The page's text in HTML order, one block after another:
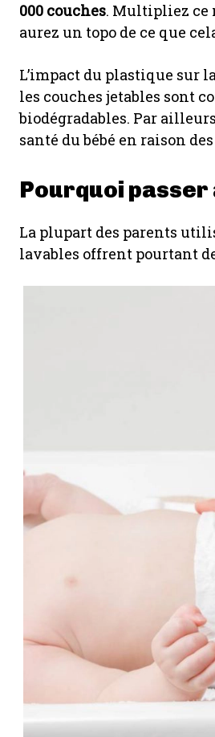
000 couches. Multipliez ce
aurez un topo de ce que
L’impact du plastique sur
les couches jetables sont
biodégradables. Par
santé du bébé en raison
Pourquoi passer
La plupart des parents
lavables offrent pourtant